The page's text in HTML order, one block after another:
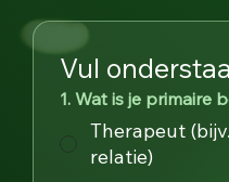
Vul
1. Wat is je primaire
Therapeut
relatie)